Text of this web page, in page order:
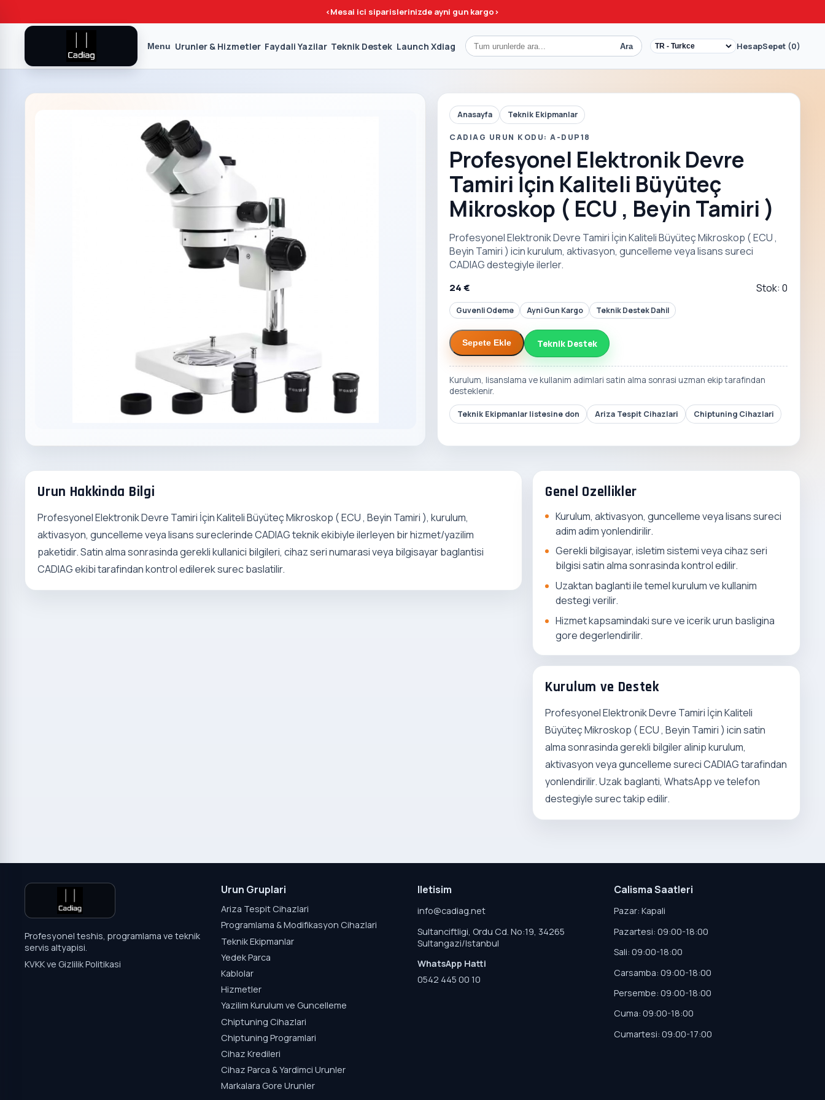
<Mesai ici siparislerinizde ayni gun kargo>
Menu Urunler & Hizmetler Faydali Yazilar Teknik Destek Launch Xdiag Ara HesapSepet (0)
Anasayfa Teknik Ekipmanlar
CADIAG URUN KODU: A-DUP18
Profesyonel Elektronik Devre
Tamiri İçin Kaliteli Büyüteç
Mikroskop ( ECU , Beyin Tamiri )
Profesyonel Elektronik Devre Tamiri İçin Kaliteli Büyüteç Mikroskop ( ECU ,
Beyin Tamiri ) icin kurulum, aktivasyon, guncelleme veya lisans sureci
CADIAG destegiyle ilerler.
24 € Stok: 0
Guvenli Odeme Ayni Gun Kargo Teknik Destek Dahil
Sepete Ekle Teknik Destek
Kurulum, lisanslama ve kullanim adimlari satin alma sonrasi uzman ekip tarafindan
desteklenir.
Teknik Ekipmanlar listesine don Ariza Tespit Cihazlari Chiptuning Cihazlari
Urun Hakkinda Bilgi
Profesyonel Elektronik Devre Tamiri İçin Kaliteli Büyüteç Mikroskop ( ECU , Beyin Tamiri ), kurulum,
aktivasyon, guncelleme veya lisans sureclerinde CADIAG teknik ekibiyle ilerleyen bir hizmet/yazilim
paketidir. Satin alma sonrasinda gerekli kullanici bilgileri, cihaz seri numarasi veya bilgisayar baglantisi
CADIAG ekibi tarafindan kontrol edilerek surec baslatilir.
Genel Ozellikler
Kurulum, aktivasyon, guncelleme veya lisans sureci
adim adim yonlendirilir.
Gerekli bilgisayar, isletim sistemi veya cihaz seri
bilgisi satin alma sonrasinda kontrol edilir.
Uzaktan baglanti ile temel kurulum ve kullanim
destegi verilir.
Hizmet kapsamindaki sure ve icerik urun basligina
gore degerlendirilir.
Kurulum ve Destek
Profesyonel Elektronik Devre Tamiri İçin Kaliteli
Büyüteç Mikroskop ( ECU , Beyin Tamiri ) icin satin
alma sonrasinda gerekli bilgiler alinip kurulum,
aktivasyon veya guncelleme sureci CADIAG tarafindan
yonlendirilir. Uzak baglanti, WhatsApp ve telefon
destegiyle surec takip edilir.
Profesyonel teshis, programlama ve teknik
servis altyapisi.
KVKK ve Gizlilik Politikasi
Urun Gruplari
Ariza Tespit Cihazlari
Programlama & Modifikasyon Cihazlari
Teknik Ekipmanlar
Yedek Parca
Kablolar
Hizmetler
Yazilim Kurulum ve Guncelleme
Chiptuning Cihazlari
Chiptuning Programlari
Cihaz Kredileri
Cihaz Parca & Yardimci Urunler
Markalara Gore Urunler
Iletisim
info@cadiag.net
Sultanciftligi, Ordu Cd. No:19, 34265
Sultangazi/Istanbul
WhatsApp Hatti
0542 445 00 10
Calisma Saatleri
Pazar: Kapali
Pazartesi: 09:00-18:00
Sali: 09:00-18:00
Carsamba: 09:00-18:00
Persembe: 09:00-18:00
Cuma: 09:00-18:00
Cumartesi: 09:00-17:00